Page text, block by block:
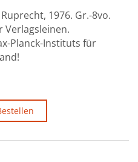
1976. Gr.-8vo.
Verlagsleinen.
Planck-Instituts für